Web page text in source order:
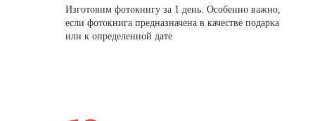
Изготовим фотокнигу за 1 день. Особенно важно,
если фотокнига предназначена в качестве подарка
или к определенной дате